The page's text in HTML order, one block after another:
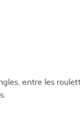
entre les